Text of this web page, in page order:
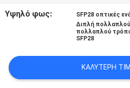
ΖΗΤΉΣΤΕ
SITEMAP
Υψηλό φως: SFP28 οπτικές
Διπλή πολλαπλού
πολλαπλού
SFP28
ΚΑΛΎΤΕΡΗ